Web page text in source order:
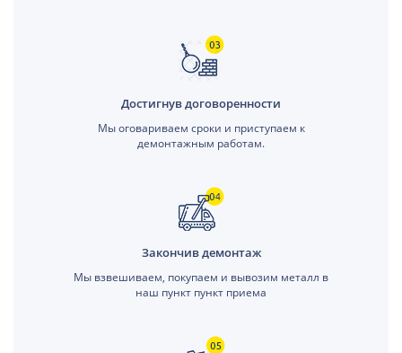
Достигнув договоренности
Мы оговариваем сроки и приступаем к
демонтажным работам.
Закончив демонтаж
Мы взвешиваем, покупаем и вывозим металл в
наш пункт пункт приема